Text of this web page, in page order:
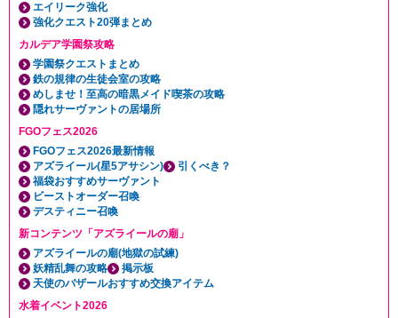
エイリーク強化
強化クエスト20弾まとめ
カルデア学園祭攻略
学園祭クエストまとめ
鉄の規律の生徒会室の攻略
めしませ！至高の暗黒メイド喫茶の攻略
隠れサーヴァントの居場所
FGOフェス2026
FGOフェス2026最新情報
アズライール(星5アサシン)
引くべき？
福袋おすすめサーヴァント
ビーストオーダー召喚
デスティニー召喚
新コンテンツ「アズライールの廟」
アズライールの廟(地獄の試練)
妖精乱舞の攻略
掲示板
天使のバザールおすすめ交換アイテム
水着イベント2026